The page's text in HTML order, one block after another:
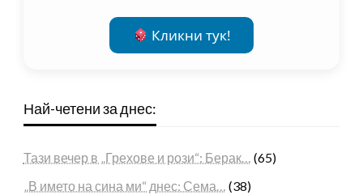
Кликни тук!
Най-четени за днес:
Тази вечер в „Грехове и рози“: Берак… (65)
„В името на сина ми“ днес: Сема… (38)